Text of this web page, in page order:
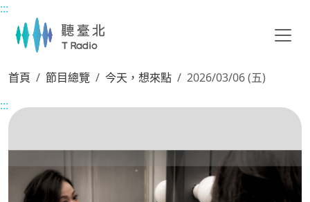
主要內容區塊
:::
首頁 節目總覽 今天，想來點
2026/03/06 (五)
:::